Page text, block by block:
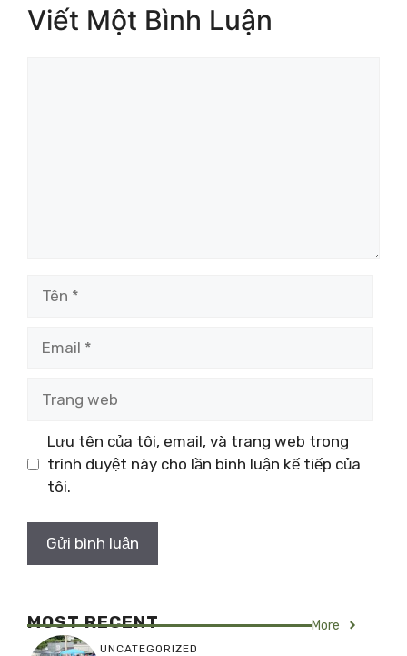
Viết Một Bình Luận
Lưu tên của tôi, email, và trang web trong
trình duyệt này cho lần bình luận kế tiếp của
tôi.
MOST RECENT More
UNCATEGORIZED